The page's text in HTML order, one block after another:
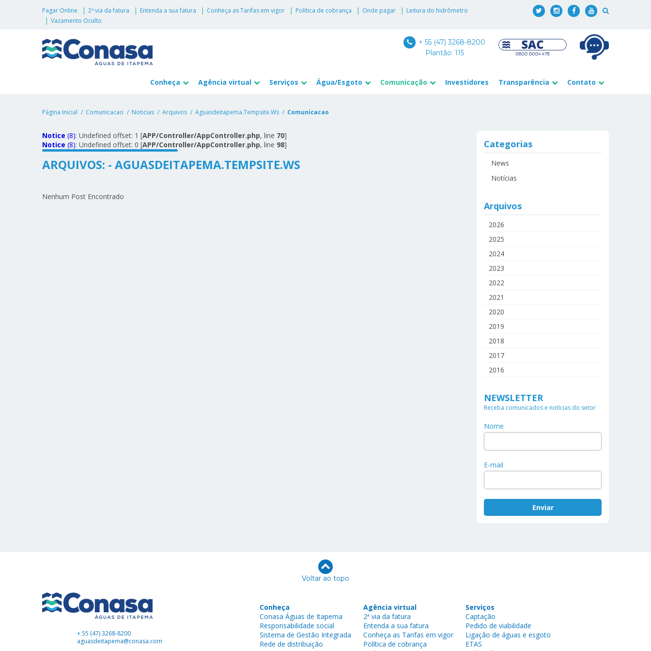
Pagar Online 2ª via da fatura Entenda a sua fatura Conheça as Tarifas em vigor Política de cobrança Onde pagar
Leitura do hidrômetro
Vazamento Oculto
+ 55 (47) 3268-8200
Plantão: 115
Conheça Agência virtual Serviços Água/Esgoto Comunicação Investidores Transparência Contato
Página Inicial Comunicacao Noticias Arquivos Aguasdeitapema.tempsite.ws Comunicacao
Notice (8): Undefined offset: 1 [APP/Controller/AppController.php, line 70]
Notice (8): Undefined offset: 0 [APP/Controller/AppController.php, line 98]
ARQUIVOS: - AGUASDEITAPEMA.TEMPSITE.WS
Nenhum Post Encontrado
Categorias
News
Notícias
Arquivos
2026
2025
2024
2023
2022
2021
2020
2019
2018
2017
2016
NEWSLETTER
Receba comunicados e notícias do setor
Nome
E-mail
Voltar ao topo
+ 55 (47) 3268-8200
aguasdeitapema@conasa.com
Conheça
Conasa Águas de Itapema
Responsabilidade social
Sistema de Gestão Integrada
Rede de distribuição
Agência virtual
2ª via da fatura
Entenda a sua fatura
Conheça as Tarifas em vigor
Política de cobrança
Serviços
Captação
Pedido de viabilidade
Ligação de águas e esgoto
ETAS